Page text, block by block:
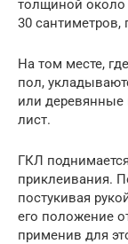
толщиной около
30
На том месте,
пол,
или деревянные
лист.
ГКЛ
приклеивания.
постукивая
его положение
применив для